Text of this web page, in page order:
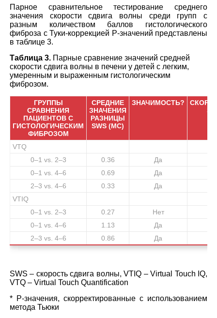
Парное сравнительное тестирование среднего
значения скорости сдвига волны среди групп с
разным количеством баллов гистологического
фиброза с Туки-коррекцией P-значений представлены
в таблице 3.
Таблица 3. Парные сравнение значений средней
скорости сдвига волны в печени у детей с легким,
умеренным и выраженным гистологическим
фиброзом.
ГРУППЫ
СРАВНЕНИЯ
ПАЦИЕНТОВ С
ГИСТОЛОГИЧЕСКИМ
ФИБРОЗОМ
СРЕДНИЕ
ЗНАЧЕНИЯ
РАЗНИЦЫ
SWS (МС)
ЗНАЧИМОСТЬ?
VTQ
0–1 vs. 2–3
0.36
Да
0–1 vs. 4–6
0.69
Да
2–3 vs. 4–6
0.33
Да
VTIQ
0–1 vs. 2–3
0.27
Нет
0–1 vs. 4–6
1.13
Да
2–3 vs. 4–6
0.86 Да
SWS – скорость сдвига волны, VTIQ – Virtual Touch IQ,
VTQ – Virtual Touch Quantification
* P-значения, скорректированные с использованием
метода Тьюки